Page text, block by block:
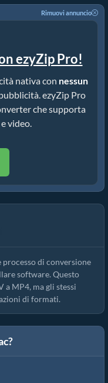
Rimuovi annuncio
ezyZip Pro!
nativa con nessun
ezyZip Pro
che supporta
video.
di conversione
software. Questo
a MP4, ma gli stessi
di formati.